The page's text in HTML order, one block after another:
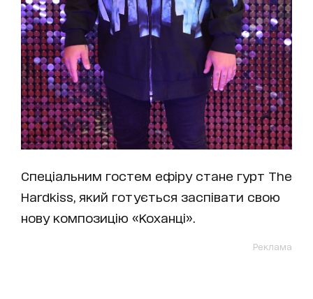
Спеціальним гостем ефіру стане гурт The
Hardkiss, який готується заспівати свою
нову композицію «Коханці».
Реклама